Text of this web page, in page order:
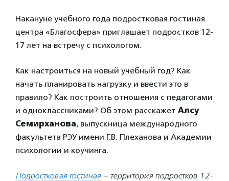
Накануне учебного года подростковая гостиная
центра «Благосфера» приглашает подростков 12-
17 лет на встречу с психологом.
Как настроиться на новый учебный год? Как
начать планировать нагрузку и ввести это в
правило? Как построить отношения с педагогами
и одноклассниками? Об этом расскажет Алсу
Семирханова, выпускница международного
факультета РЭУ имени Г.В. Плеханова и Академии
психологии и коучинга.
Подростковая гостиная –территория подростков 12-